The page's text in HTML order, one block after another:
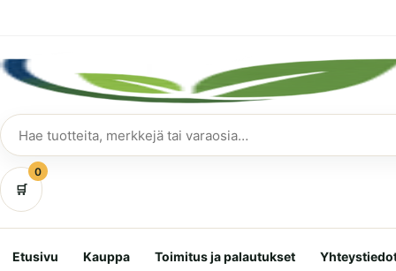
Hae
tuotteita
🛒
0
Etusivu Kauppa Toimitus ja palautukset